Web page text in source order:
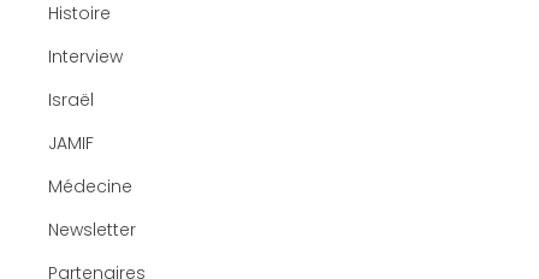
Histoire
Interview
Israël
JAMIF
Médecine
Newsletter
Partenaires